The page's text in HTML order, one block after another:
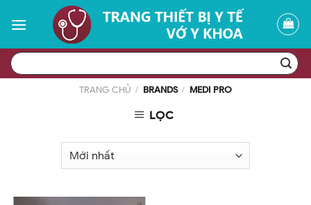
Tìm
kiếm:
TRANG CHỦ / BRANDS / MEDI PRO
LỌC